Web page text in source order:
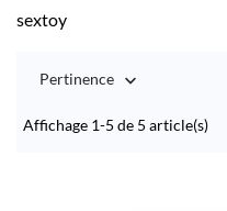
sextoy
Pertinence 
Affichage 1-5 de 5 article(s)